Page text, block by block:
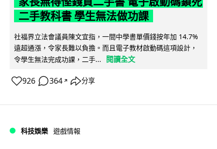
二手教科書 學生無法做功課
社福界立法會議員陳文宜指，一間中學書單價錢按年加 14.7%
遠超通漲，令家長難以負擔。而且電子教材啟動碼這項設計，
令學生無法完成功課，二手...
閱讀全文
926 364 ↗ 分享
科技娛樂 遊戲情報